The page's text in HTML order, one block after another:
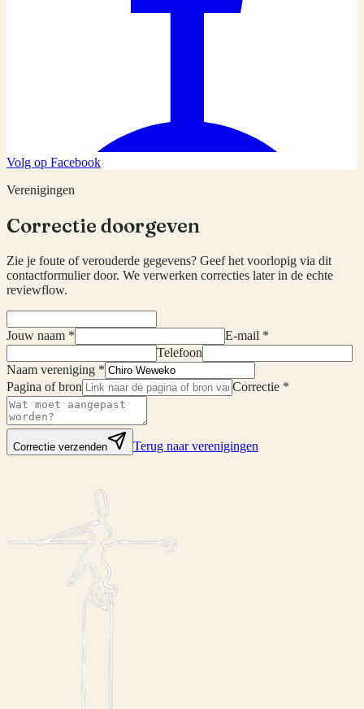
Volg op Facebook
Verenigingen
Correctie doorgeven
Zie je foute of verouderde gegevens? Geef het voorlopig via dit
contactformulier door. We verwerken correcties later in de echte
reviewflow.
Jouw naam *
E-mail *
Telefoon
Naam vereniging *
Pagina of bron
Correctie *
Correctie verzenden Terug naar verenigingen